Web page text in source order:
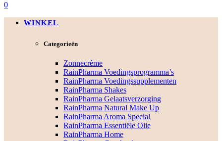
0
WINKEL
Categorieën
Zonnecrème
RainPharma Voedingsprogramma’s
RainPharma Voedingssupplementen
RainPharma Shakes
RainPharma Gelaatsverzorging
RainPharma Natural Make Up
RainPharma Aroma Special
RainPharma Essentiële Olie
RainPharma Home